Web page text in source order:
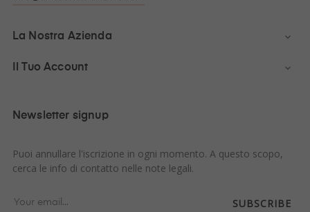
La Nostra Azienda 
Il Tuo Account 
Newsletter signup
Puoi annullare l'iscrizione in ogni momento. A questo scopo,
cerca le info di contatto nelle note legali.
SUBSCRIBE